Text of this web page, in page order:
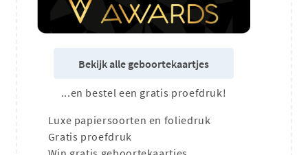
Bekijk alle geboortekaartjes
...en bestel een gratis proefdruk!
Luxe papiersoorten en foliedruk
Gratis proefdruk